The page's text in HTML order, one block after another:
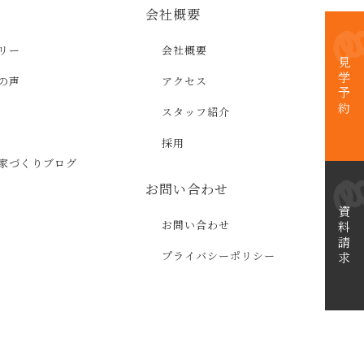
ー
声
づくりブログ
会社概要
会社概要
アクセス
スタッフ紹介
採用
お問い合わせ
お問い合わせ
プライバシーポリシー
見学予約
資料請求